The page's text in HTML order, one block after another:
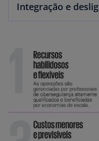
Integração e